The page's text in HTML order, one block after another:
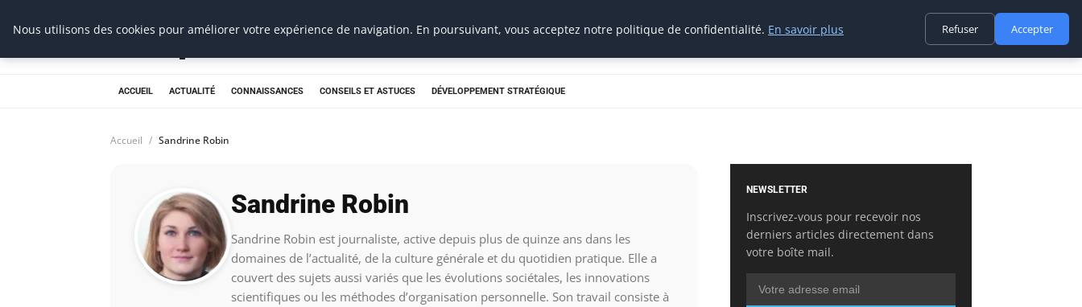
Prospection Pro
ACCUEIL ACTUALITÉ CONNAISSANCES CONSEILS ET ASTUCES DÉVELOPPEMENT STRATÉGIQUE
Accueil Sandrine Robin
Sandrine Robin
Sandrine Robin est journaliste, active depuis plus de quinze ans dans les
domaines de l’actualité, de la culture générale et du quotidien pratique. Elle a
couvert des sujets aussi variés que les évolutions sociétales, les innovations
scientifiques ou les méthodes d’organisation personnelle. Son travail consiste à
NEWSLETTER
Inscrivez-vous pour recevoir nos
derniers articles directement dans
votre boîte mail.
Nous utilisons des cookies pour améliorer votre expérience de navigation. En poursuivant, vous acceptez notre politique de confidentialité. En savoir plus Refuser Accepter